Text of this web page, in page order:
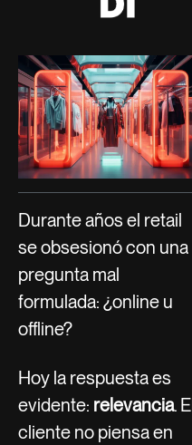
Durante años el retail
se obsesionó con una
pregunta mal
formulada: ¿online u
offline?
Hoy la respuesta es
evidente: relevancia. El
cliente no piensa en